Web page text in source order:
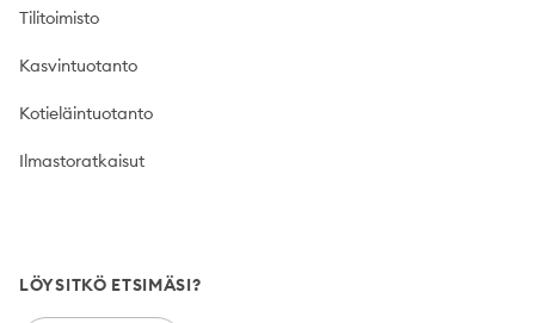
Tilitoimisto
Kasvintuotanto
Kotieläintuotanto
Ilmastoratkaisut
LÖYSITKÖ ETSIMÄSI?